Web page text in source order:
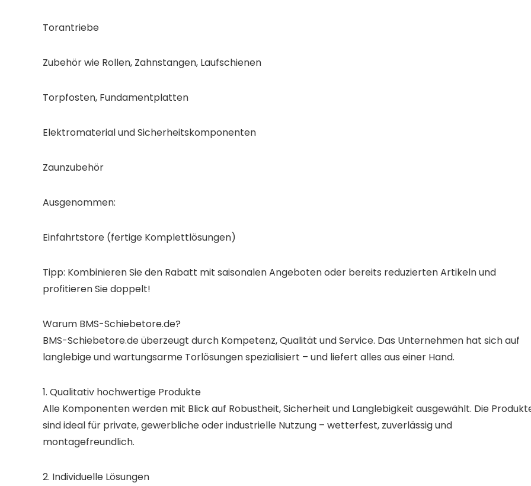
Torantriebe
Zubehör wie Rollen, Zahnstangen, Laufschienen
Torpfosten, Fundamentplatten
Elektromaterial und Sicherheitskomponenten
Zaunzubehör
Ausgenommen:
Einfahrtstore (fertige Komplettlösungen)
Tipp: Kombinieren Sie den Rabatt mit saisonalen Angeboten oder bereits reduzierten Artikeln und
profitieren Sie doppelt!
Warum BMS-Schiebetore.de?
BMS-Schiebetore.de überzeugt durch Kompetenz, Qualität und Service. Das Unternehmen hat sich auf
langlebige und wartungsarme Torlösungen spezialisiert – und liefert alles aus einer Hand.
1. Qualitativ hochwertige Produkte
Alle Komponenten werden mit Blick auf Robustheit, Sicherheit und Langlebigkeit ausgewählt. Die
sind ideal für private, gewerbliche oder industrielle Nutzung – wetterfest, zuverlässig und
montagefreundlich.
2. Individuelle Lösungen